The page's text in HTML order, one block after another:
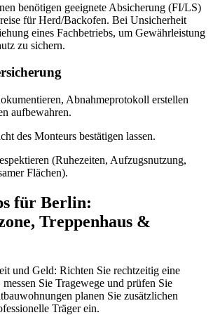
benötigen geeignete Absicherung (FI/LS)
für Herd/Backofen. Bei Unsicherheit
eines Fachbetriebs, um Gewährleistung
zu sichern.
Abnahmeprotokoll erstellen
aufbewahren.
des Monteurs bestätigen lassen.
(Ruhezeiten, Aufzugsnutzung,
Flächen).
für Berlin:
Treppenhaus &
und Geld: Richten Sie rechtzeitig eine
Sie Tragewege und prüfen Sie
planen Sie zusätzlichen
Träger ein.